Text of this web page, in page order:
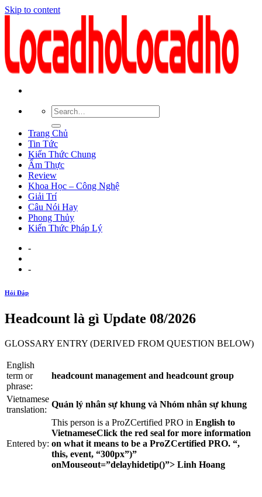
Skip to content
Trang Chủ
Tin Tức
Kiến Thức Chung
Ẩm Thực
Review
Khoa Học – Công Nghệ
Giải Trí
Câu Nói Hay
Phong Thủy
Kiến Thức Pháp Lý
-
-
Hỏi Đáp
Headcount là gì Update 08/2026
GLOSSARY ENTRY (DERIVED FROM QUESTION BELOW)
English
term or
phrase:
headcount management and headcount group
Vietnamese
translation:
Quản lý nhân sự khung và Nhóm nhân sự khung
Entered by:
This person is a ProZCertified PRO in English to
VietnameseClick the red seal for more information
on what it means to be a ProZCertified PRO. “,
this, event, “300px”)”
onMouseout=”delayhidetip()”> Linh Hoang